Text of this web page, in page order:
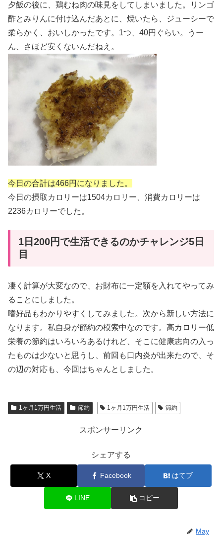
夕飯の後に、鶏むね肉の味見をしてしまいました。リンゴ
酢とみりんに付け込んだあとに、焼いたら、ジューシーで
柔らかく、おいしかったです。1つ、40円ぐらい。うー
ん、さほど安くないんだねえ。
今日の合計は466円になりました。
今日の摂取カロリーは1504カロリー、消費カロリーは
2236カロリーでした。
1日200円で生活できるのかチャレンジ5日
目
凄く計算が大変なので、お財布に一定額を入れてやってみ
ることにしました。
嗜好品もわかりやすくしてみました。次から新しい方法に
なります。私自身が節約の模索中なのです。高カロリー低
栄養の節約はいろいろあるけれど、そこに健康志向の入っ
たものは少ないと思うし、前回も口内炎が出来たので、そ
の辺の対応も、今回はちゃんとしました。
1ヶ月1万円生活 節約 1ヶ月1万円生活 節約
スポンサーリンク
シェアする
X Facebook はてブ
LINE コピー
May